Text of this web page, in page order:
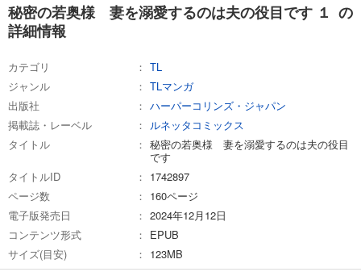
秘密の若奥様 妻を溺愛するのは夫の役目です １ の
詳細情報
カテゴリ
TL
ジャンル
TLマンガ
出版社
ハーパーコリンズ・ジャパン
掲載誌・レーベル
ルネッタコミックス
タイトル
秘密の若奥様 妻を溺愛するのは夫の役目
です
タイトルID
1742897
ページ数
160ページ
電子版発売日
2024年12月12日
コンテンツ形式
EPUB
サイズ(目安)
123MB